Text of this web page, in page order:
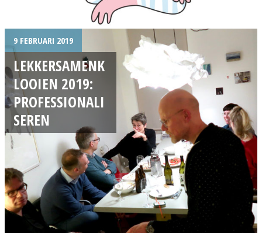
9 FEBRUARI 2019
LEKKERSAMENK
LOOIEN 2019:
PROFESSIONALI
SEREN